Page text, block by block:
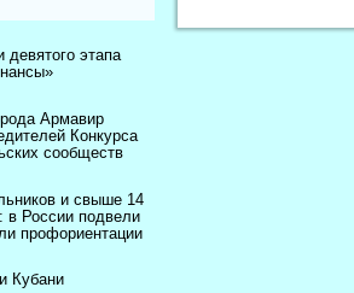
девятого этапа
Армавир
Конкурса
сообществ
и свыше 14
в России подвели
профориентации
Кубани